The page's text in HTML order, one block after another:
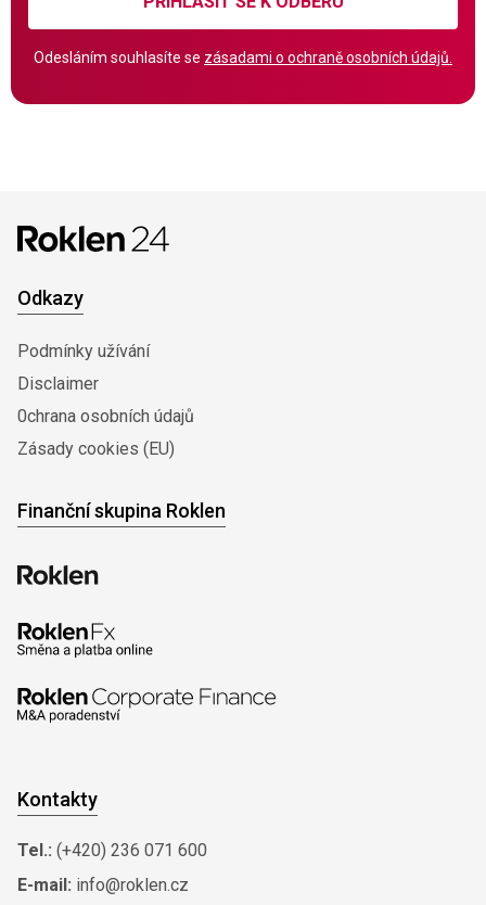
Odesláním souhlasíte se zásadami o ochraně osobních údajů.
Odkazy
Podmínky užívání
Disclaimer
0chrana osobních údajů
Zásady cookies (EU)
Finanční skupina Roklen
Kontakty
Tel.: (+420) 236 071 600
E-mail: info@roklen.cz